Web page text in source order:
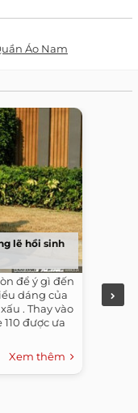
Áo Nam
lẽ hồi sinh
để ý gì đến
dáng của
. Thay vào
được ưa
Xem thêm